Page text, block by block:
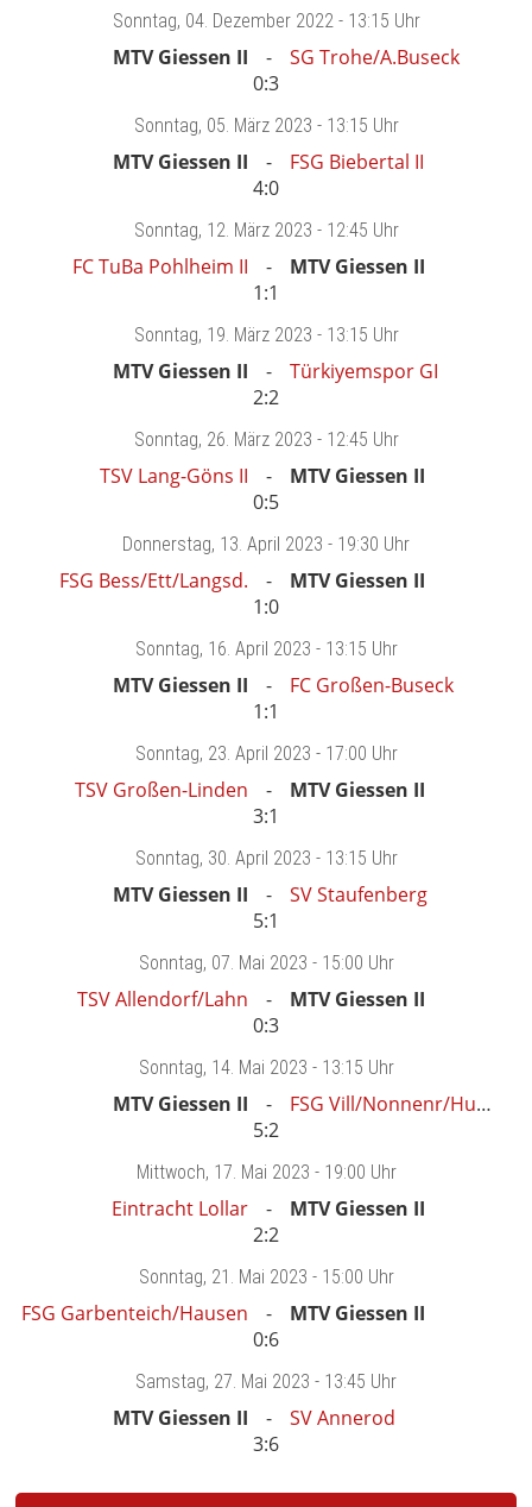
Sonntag, 04. Dezember 2022 - 13:15 Uhr
MTV Giessen II
SG Trohe/A.Buseck
0:3
Sonntag, 05. März 2023 - 13:15 Uhr
MTV Giessen II
FSG Biebertal II
4:0
Sonntag, 12. März 2023 - 12:45 Uhr
FC TuBa Pohlheim II
MTV Giessen II
1:1
Sonntag, 19. März 2023 - 13:15 Uhr
MTV Giessen II
Türkiyemspor GI
2:2
Sonntag, 26. März 2023 - 12:45 Uhr
TSV Lang-Göns II
MTV Giessen II
0:5
Donnerstag, 13. April 2023 - 19:30 Uhr
FSG Bess/Ett/Langsd.
MTV Giessen II
1:0
Sonntag, 16. April 2023 - 13:15 Uhr
MTV Giessen II
FC Großen-Buseck
1:1
Sonntag, 23. April 2023 - 17:00 Uhr
TSV Großen-Linden
MTV Giessen II
3:1
Sonntag, 30. April 2023 - 13:15 Uhr
MTV Giessen II
SV Staufenberg
5:1
Sonntag, 07. Mai 2023 - 15:00 Uhr
TSV Allendorf/Lahn
MTV Giessen II
0:3
Sonntag, 14. Mai 2023 - 13:15 Uhr
MTV Giessen II
FSG Vill/Nonnenr/Hungen
5:2
Mittwoch, 17. Mai 2023 - 19:00 Uhr
Eintracht Lollar
MTV Giessen II
2:2
Sonntag, 21. Mai 2023 - 15:00 Uhr
FSG Garbenteich/Hausen
MTV Giessen II
0:6
Samstag, 27. Mai 2023 - 13:45 Uhr
MTV Giessen II
SV Annerod
3:6